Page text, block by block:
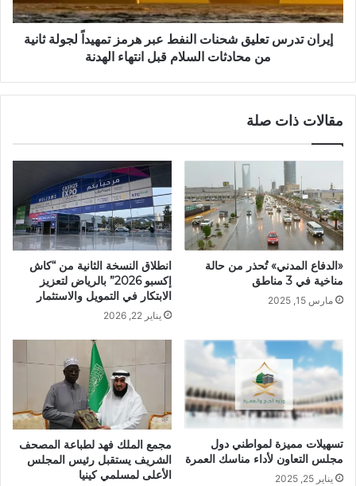
إيران تدرس تعليق شحنات النفط عبر هرمز تمهيداً لجولة ثانية
من محادثات السلام قبل انتهاء الهدنة
مقالات ذات صلة
«الدفاع المدني» تُحذر من حالة
مناخية في 3 مناطق
مارس 15, 2025
انطلاق النسخة الثانية من “كاش
إكسبو 2026” بالرياض لتعزيز
الابتكار في التمويل والاستثمار
يناير 22, 2026
تسهيلات مميزة لمواطني دول
مجلس التعاون لأداء مناسك العمرة
يناير 25, 2025
مجمع الملك فهد لطباعة المصحف
الشريف يستقبل رئيس المجلس
الأعلى لمسلمي كينيا